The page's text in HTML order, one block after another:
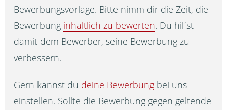
Bewerbungsvorlage. Bitte nimm dir die Zeit, die
Bewerbung inhaltlich zu bewerten. Du hilfst
damit dem Bewerber, seine Bewerbung zu
verbessern.
Gern kannst du deine Bewerbung bei uns
einstellen. Sollte die Bewerbung gegen geltende